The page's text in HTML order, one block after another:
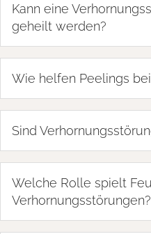
Kann eine
geheilt werden?
Wie helfen Peelings
Sind
Welche Rolle spielt
Verhornungsstörungen?